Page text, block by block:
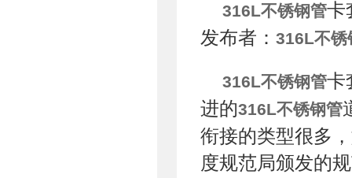
316L不锈钢管卡
发布者： 316L不锈
316L不锈钢管卡
进的316L不锈钢管
衔接的类型很多
度规范局颁发的